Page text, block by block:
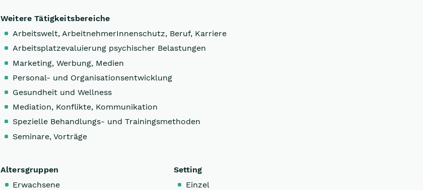
Weitere Tätigkeitsbereiche
Arbeitswelt, ArbeitnehmerInnenschutz, Beruf, Karriere
Arbeitsplatzevaluierung psychischer Belastungen
Marketing, Werbung, Medien
Personal- und Organisationsentwicklung
Gesundheit und Wellness
Mediation, Konflikte, Kommunikation
Spezielle Behandlungs- und Trainingsmethoden
Seminare, Vorträge
Altersgruppen
Erwachsene
Setting
Einzel